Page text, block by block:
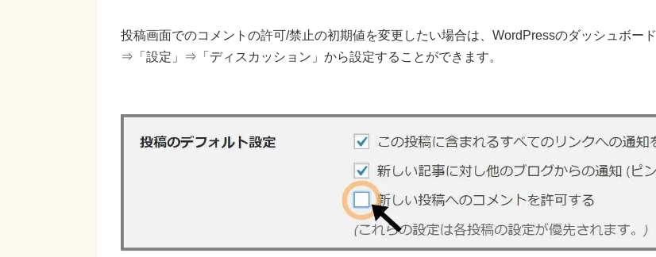
投稿画面でのコメントの許可/禁止の初期値を変更したい場合は、WordPressのダッシュボード
⇒「設定」⇒「ディスカッション」から設定することができます。